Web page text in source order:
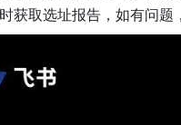
获取选址报告，如有问题